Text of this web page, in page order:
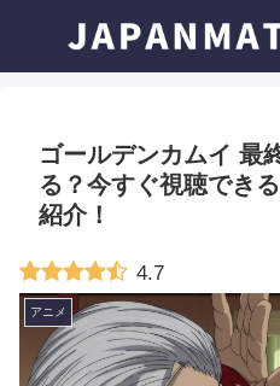
ゴールデンカムイ 最
る？今すぐ視聴でき
紹介！
4.7
アニメ